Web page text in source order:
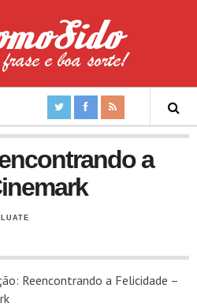
a
Reencontrando a Felicidade –